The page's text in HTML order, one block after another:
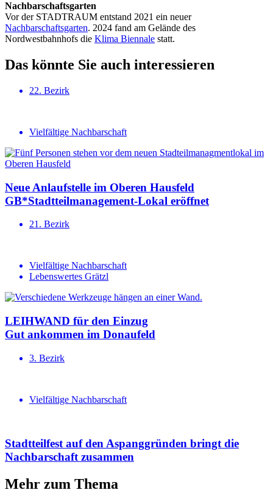
Nachbarschaftsgarten
Vor der STADTRAUM entstand 2021 ein neuer
Nachbarschaftsgarten. 2024 fand am Gelände des
Nordwestbahnhofs die Klima Biennale statt.
Das könnte Sie auch interessieren
22. Bezirk
Vielfältige Nachbarschaft
Neue Anlauf­stelle im Oberen Hausfeld
GB*Stadt­teil­ma­na­gement-Lokal eröffnet
21. Bezirk
Vielfältige Nachbarschaft
Lebenswertes Grätzl
LEIHWAND für den Einzug
Gut ankommen im Donaufeld
3. Bezirk
Vielfältige Nachbarschaft
Stadtteilfest auf den Aspanggründen bringt die
Nachbar­schaft zusammen
Mehr zum Thema